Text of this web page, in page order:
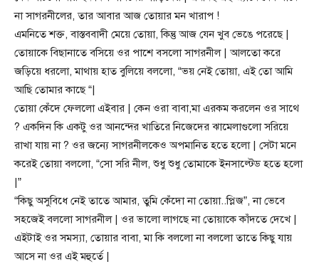
না সাগরনীলের, তার আবার আজ তোয়ার মন খারাপ !
এমনিতে শক্ত, বাস্তববাদী মেয়ে তোয়া, কিন্তু আজ যেন খুব ভেঙে পরেছে |
তোয়াকে বিছানাতে বসিয়ে ওর পাশে বসলো সাগরনীল | আলতো করে
জড়িয়ে ধরলো, মাথায় হাত বুলিয়ে বললো, “ভয় নেই তোয়া, এই তো আমি
আছি তোমার কাছে “|
তোয়া কেঁদে ফেললো এইবার | কেন ওরা বাবা,মা এরকম করলেন ওর সাথে
? একদিন কি একটু ওর আনন্দের খাতিরে নিজেদের ঝামেলাগুলো সরিয়ে
রাখা যায় না ? ওর জন্যে সাগরনীলকেও অপমানিত হতে হলো | সেটা মনে
করেই তোয়া বললো, “সো সরি নীল, শুধু শুধু তোমাকে ইনসাল্টেড হতে হলো
|”
“কিছু অসুবিধে নেই তাতে আমার, তুমি কেঁদো না তোয়া..প্লিজ”, না ভেবে
সহজেই বললো সাগরনীল | ওর ভালো লাগছে না তোয়াকে কাঁদতে দেখে |
এইটাই ওর সমস্যা, তোয়ার বাবা, মা কি বললো না বললো তাতে কিছু যায়
আসে না ওর এই মহুর্তে |